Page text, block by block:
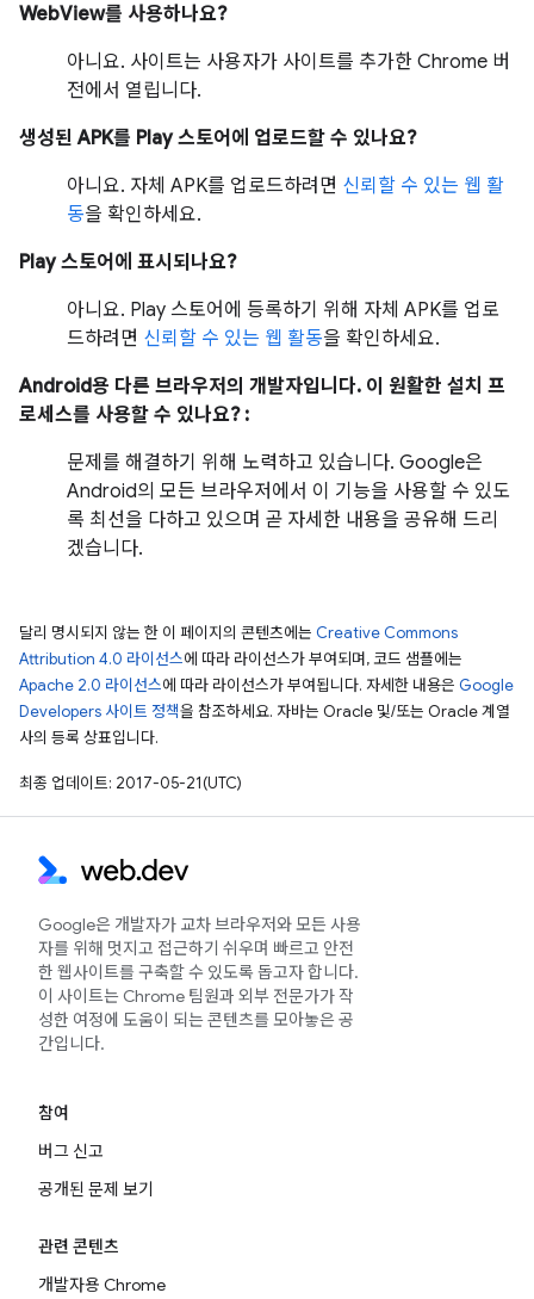
WebView를 사용하나요?
아니요. 사이트는 사용자가 사이트를 추가한 Chrome 버
전에서 열립니다.
생성된 APK를 Play 스토어에 업로드할 수 있나요?
아니요. 자체 APK를 업로드하려면 신뢰할 수 있는 웹 활
동을 확인하세요.
Play 스토어에 표시되나요?
아니요. Play 스토어에 등록하기 위해 자체 APK를 업로
드하려면 신뢰할 수 있는 웹 활동을 확인하세요.
Android용 다른 브라우저의 개발자입니다. 이 원활한 설치 프
로세스를 사용할 수 있나요? :
문제를 해결하기 위해 노력하고 있습니다. Google은
Android의 모든 브라우저에서 이 기능을 사용할 수 있도
록 최선을 다하고 있으며 곧 자세한 내용을 공유해 드리
겠습니다.
달리 명시되지 않는 한 이 페이지의 콘텐츠에는 Creative Commons
Attribution 4.0 라이선스에 따라 라이선스가 부여되며, 코드 샘플에는
Apache 2.0 라이선스에 따라 라이선스가 부여됩니다. 자세한 내용은 Google
Developers 사이트 정책을 참조하세요. 자바는 Oracle 및/또는 Oracle 계열
사의 등록 상표입니다.
최종 업데이트: 2017-05-21(UTC)
Google은 개발자가 교차 브라우저와 모든 사용
자를 위해 멋지고 접근하기 쉬우며 빠르고 안전
한 웹사이트를 구축할 수 있도록 돕고자 합니다.
이 사이트는 Chrome 팀원과 외부 전문가가 작
성한 여정에 도움이 되는 콘텐츠를 모아놓은 공
간입니다.
참여
버그 신고
공개된 문제 보기
관련 콘텐츠
개발자용 Chrome